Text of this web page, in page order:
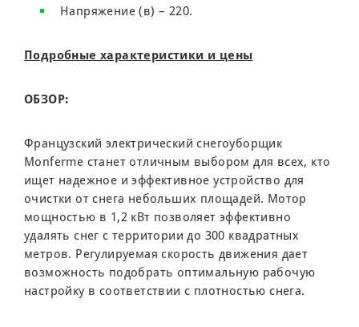
Напряжение (в) – 220.
Подробные характеристики и цены
ОБЗОР:
Французский электрический снегоуборщик
Monferme станет отличным выбором для всех, кто
ищет надежное и эффективное устройство для
очистки от снега небольших площадей. Мотор
мощностью в 1,2 кВт позволяет эффективно
удалять снег с территории до 300 квадратных
метров. Регулируемая скорость движения дает
возможность подобрать оптимальную рабочую
настройку в соответствии с плотностью снега.